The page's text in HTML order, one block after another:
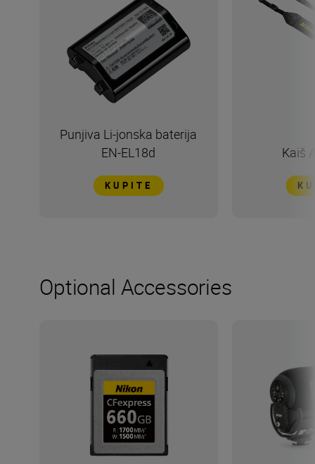
Punjiva Li-jonska baterija
EN-EL18d
KUPITE
Kaiš
Optional Accessories